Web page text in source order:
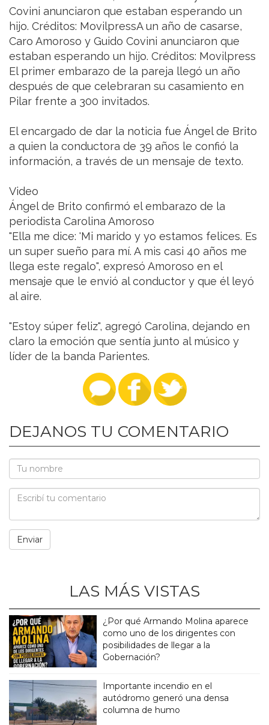
Covini anunciaron que estaban esperando un
hijo. Créditos: MovilpressA un año de casarse,
Caro Amoroso y Guido Covini anunciaron que
estaban esperando un hijo. Créditos: Movilpress
El primer embarazo de la pareja llegó un año
después de que celebraran su casamiento en
Pilar frente a 300 invitados.
El encargado de dar la noticia fue Ángel de Brito
a quien la conductora de 39 años le confió la
información, a través de un mensaje de texto.
Video
Ángel de Brito confirmó el embarazo de la
periodista Carolina Amoroso
"Ella me dice: 'Mi marido y yo estamos felices. Es
un super sueño para mí. A mis casi 40 años me
llega este regalo", expresó Amoroso en el
mensaje que le envió al conductor y que él leyó
al aire.
"Estoy súper feliz", agregó Carolina, dejando en
claro la emoción que sentía junto al músico y
líder de la banda Parientes.
DEJANOS TU COMENTARIO
LAS MÁS VISTAS
¿Por qué Armando Molina aparece
como uno de los dirigentes con
posibilidades de llegar a la
Gobernación?
Importante incendio en el
autódromo generó una densa
columna de humo